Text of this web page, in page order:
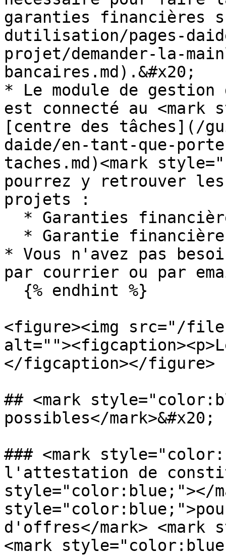
garanties financières
dutilisation/pages-
projet/demander-la-
bancaires.md).&#x20;
* Le module de
est connecté au <mark
[centre des tâches](/
daide/en-tant-que-
taches.md)<mark
pourrez y retrouver
projets :
* Vous n'avez pas
par courrier ou par
<figure><img src="/
</figcaption></figure>
## <mark
possibles</mark>&#x20;
### <mark
l'attestation de
style="color:blue;"></
d'offres</mark> <mark
<mark